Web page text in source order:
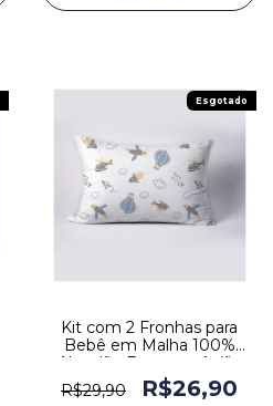
Esgotado
Kit com 2 Fronhas para
Bebê em Malha 100%
Algodão Estampa Avião
Azul
R$29,90 R$26,90